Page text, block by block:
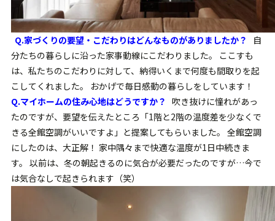
Q.家づくりの要望・こだわりはどんなものがありましたか？
自
分たちの暮らしに沿った家事動線にこだわりました。 ここすも
は、私たちのこだわりに対して、納得いくまで何度も間取りを起
こしてくれました。 おかげで毎日感動の暮らしをしています！
Q.マイホームの住み心地はどうですか？ 吹き抜けに憧れがあっ
たのですが、要望を伝えたところ「1階と2階の温度差を少なくで
きる全館空調がいいですよ」と提案してもらいました。 全館空調
にしたのは、大正解！ 家中隅々まで快適な温度が1日中続きま
す。 以前は、冬の朝起きるのに気合が必要だったのですが…今で
は気合なしで起きられます（笑）